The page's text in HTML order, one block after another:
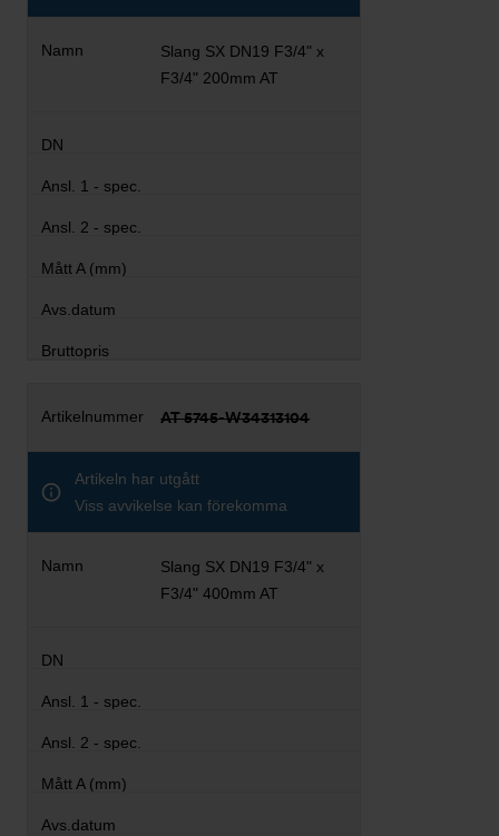
Slang SX DN19 F3/4" x
F3/4" 200mm AT
AT 5745-W34313104
Artikeln har utgått
Viss avvikelse kan förekomma
Slang SX DN19 F3/4" x
F3/4" 400mm AT